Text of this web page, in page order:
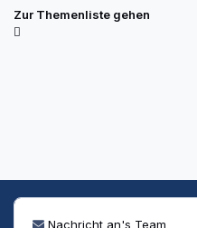
Zur Themenliste gehen
Nachricht an's Team